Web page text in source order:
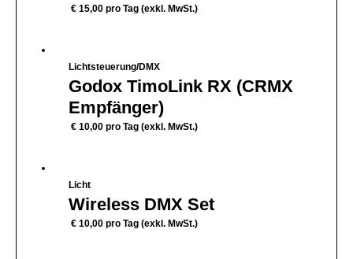
€ 15,00 pro Tag (exkl. MwSt.)
Lichtsteuerung/DMX
Godox TimoLink RX (CRMX
Empfänger)
€ 10,00 pro Tag (exkl. MwSt.)
Licht
Wireless DMX Set
€ 10,00 pro Tag (exkl. MwSt.)